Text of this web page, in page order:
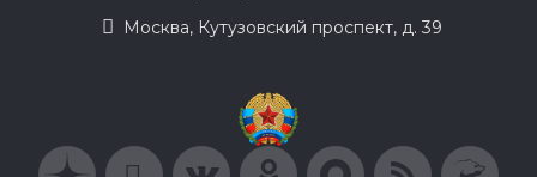
Москва, Кутузовский проспект, д. 39